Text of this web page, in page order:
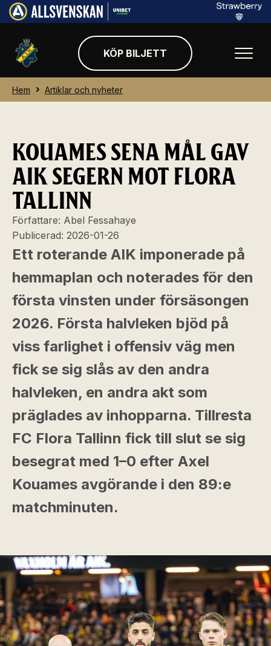
KÖP BILJETT
Hem Artiklar och nyheter
KOUAMES SENA MÅL GAV
AIK SEGERN MOT FLORA
TALLINN
Författare: Abel Fessahaye
Publicerad: 2026-01-26
Ett roterande AIK imponerade på
hemmaplan och noterades för den
första vinsten under försäsongen
2026. Första halvleken bjöd på
viss farlighet i offensiv väg men
fick se sig slås av den andra
halvleken, en andra akt som
präglades av inhopparna. Tillresta
FC Flora Tallinn fick till slut se sig
besegrat med 1–0 efter Axel
Kouames avgörande i den 89:e
matchminuten.